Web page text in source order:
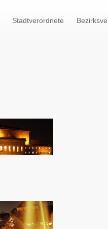
Stadtverordnete